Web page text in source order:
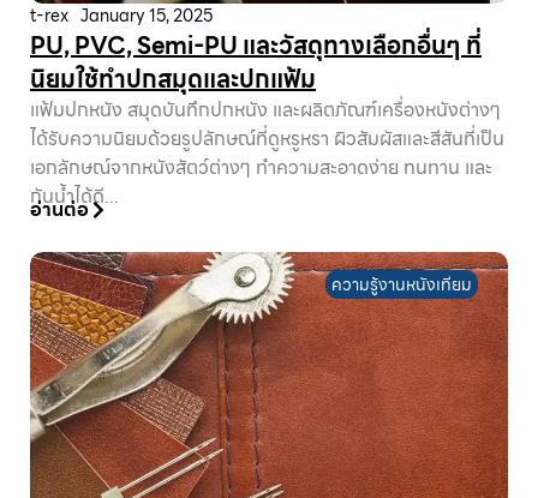
t-rex January 15, 2025
PU, PVC, Semi-PU และวัสดุทางเลือกอื่นๆ ที่
นิยมใช้ทำปกสมุดและปกแฟ้ม
แฟ้มปกหนัง สมุดบันทึกปกหนัง และผลิตภัณฑ์เครื่องหนังต่างๆ
ได้รับความนิยมด้วยรูปลักษณ์ที่ดูหรูหรา ผิวสัมผัสและสีสันที่เป็น
เอกลักษณ์จากหนังสัตว์ต่างๆ ทำความสะอาดง่าย ทนทาน และ
กันน้ำได้ดี...
อ่านต่อ
ความรู้งานหนังเทียม